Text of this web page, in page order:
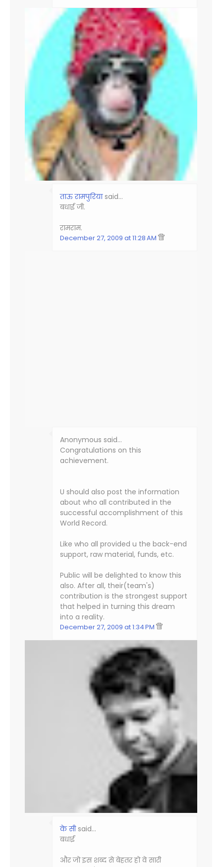
ताऊ रामपुरियाsaid…
बधाई जी.
रामराम.
December 27, 2009 at 11:28 AM
Anonymous said…
Congratulations on this
achievement.
U should also post the information
about who all contributed in the
successful accomplishment of this
World Record.
Like who all provided u the back-end
support, raw material, funds, etc.
Public will be delighted to know this
also. After all, their(team's)
contribution is the strongest support
that helped in turning this dream
into a reality.
December 27, 2009 at 1:34 PM
के सी said…
बधाई
और जो इस शब्द से बेहतर हो वे सारी